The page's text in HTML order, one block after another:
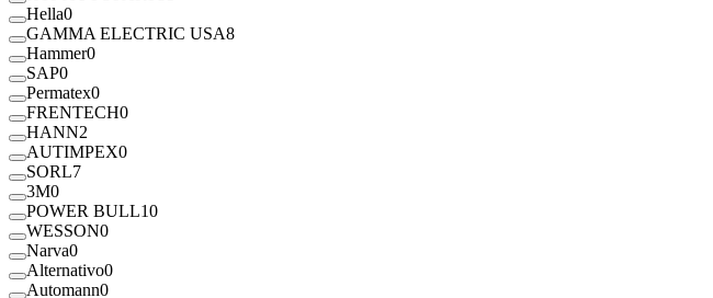
Hella0
GAMMA ELECTRIC USA8
Hammer0
SAP0
Permatex0
FRENTECH0
HANN2
AUTIMPEX0
SORL7
3M0
POWER BULL10
WESSON0
Narva0
Alternativo0
Automann0